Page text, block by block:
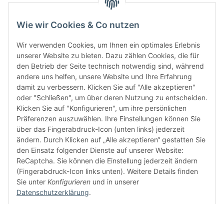
FÜR EUCH UNTERWEGS
Vertrag widerrufen
Wie wir Cookies & Co nutzen
Wir verwenden Cookies, um Ihnen ein optimales Erlebnis
unserer Website zu bieten. Dazu zählen Cookies, die für
den Betrieb der Seite technisch notwendig sind, während
andere uns helfen, unsere Website und Ihre Erfahrung
damit zu verbessern. Klicken Sie auf "Alle akzeptieren"
oder "Schließen", um über deren Nutzung zu entscheiden.
Klicken Sie auf "Konfigurieren", um ihre persönlichen
Präferenzen auszuwählen. Ihre Einstellungen können Sie
über das Fingerabdruck-Icon (unten links) jederzeit
ändern. Durch Klicken auf „Alle akzeptieren“ gestatten Sie
den Einsatz folgender Dienste auf unserer Website:
ReCaptcha. Sie können die Einstellung jederzeit ändern
(Fingerabdruck-Icon links unten). Weitere Details finden
Sie unter Konfigurieren und in unserer
Datenschutzerklärung.